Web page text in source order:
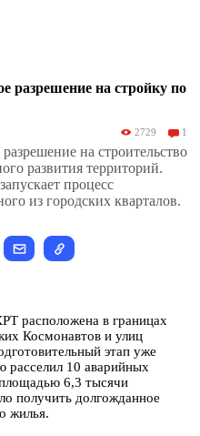
разрешение на стройку по
2729 1
на строительство
развития территорий.
процесс
из городских кварталов.
расположена в границах
Космонавтов и улиц
этап уже
расселил 10 аварийных
6,3 тысячи
получить долгожданное
жилья.